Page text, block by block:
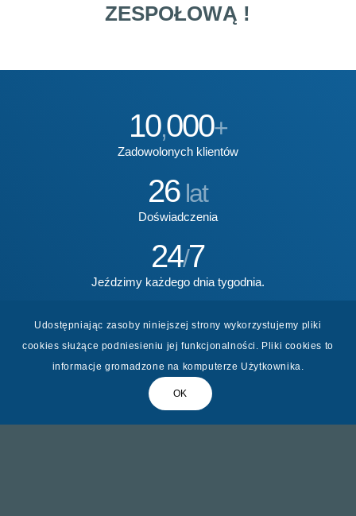
ZESPOŁOWĄ !
10,000+
Zadowolonych klientów
26lat
Doświadczenia
24/7
Jeździmy każdego dnia tygodnia.
601238075
Zadzwoń już dziś !
Udostępniając zasoby niniejszej strony wykorzystujemy pliki
cookies służące podniesieniu jej funkcjonalności. Pliki cookies to
informacje gromadzone na komputerze Użytkownika.
OK